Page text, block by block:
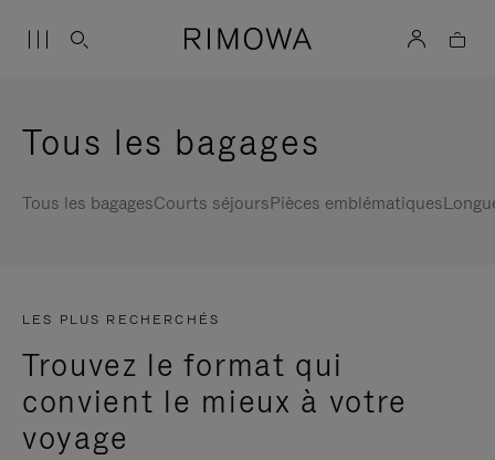
Tous les bagages
Tous les bagagesCourts séjoursPièces emblématiques
LES PLUS RECHERCHÉS
Trouvez le format qui
convient le mieux à votre
voyage